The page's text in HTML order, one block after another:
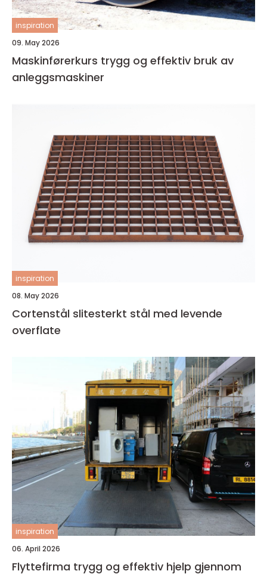
inspiration
09. May 2026
Maskinførerkurs trygg og effektiv bruk av
anleggsmaskiner
inspiration
08. May 2026
Cortenstål slitesterkt stål med levende
overflate
inspiration
06. April 2026
Flyttefirma trygg og effektiv hjelp gjennom